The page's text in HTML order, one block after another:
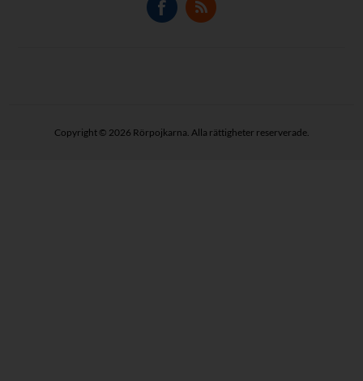
Copyright © 2026 Rörpojkarna. Alla rättigheter reserverade.